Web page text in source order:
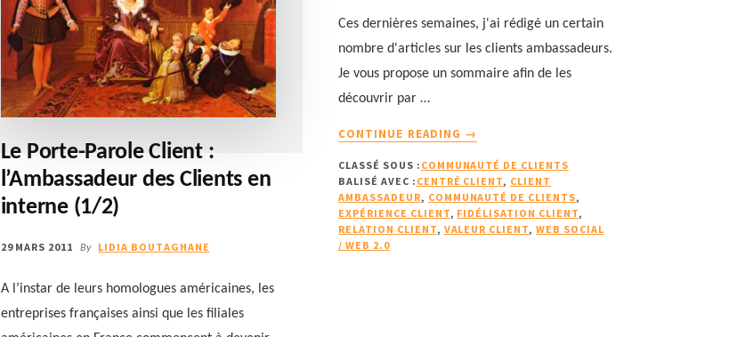
Le Porte-Parole Client :
l’Ambassadeur des Clients en
interne (1/2)
29 MARS 2011 By LIDIA BOUTAGHANE
A l’instar de leurs homologues américaines, les
entreprises françaises ainsi que les filiales
Ces dernières semaines, j'ai rédigé un certain
nombre d'articles sur les clients ambassadeurs.
Je vous propose un sommaire afin de les
découvrir par …
CONTINUE READING
RÉDACTIONNEL
SUR
LES
CLIENTS
→
CLASSÉ SOUS : COMMUNAUTÉ DE CLIENTS
BALISÉ AVEC : CENTRÉ CLIENT, CLIENT
AMBASSADEUR, COMMUNAUTÉ DE CLIENTS,
EXPÉRIENCE CLIENT, FIDÉLISATION CLIENT,
RELATION CLIENT, VALEUR CLIENT, WEB SOCIAL
/ WEB 2.0